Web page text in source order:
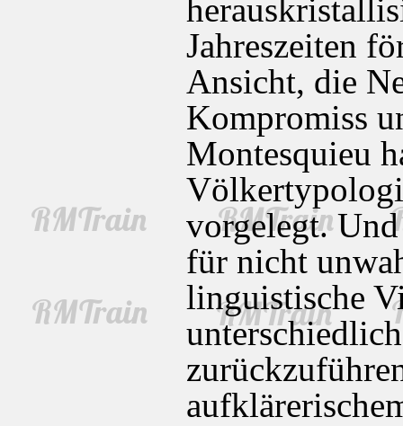
Jahreszeiten
Ansicht, die
Kompromiss
Montesquieu
vorgelegt.
für nicht
linguistische